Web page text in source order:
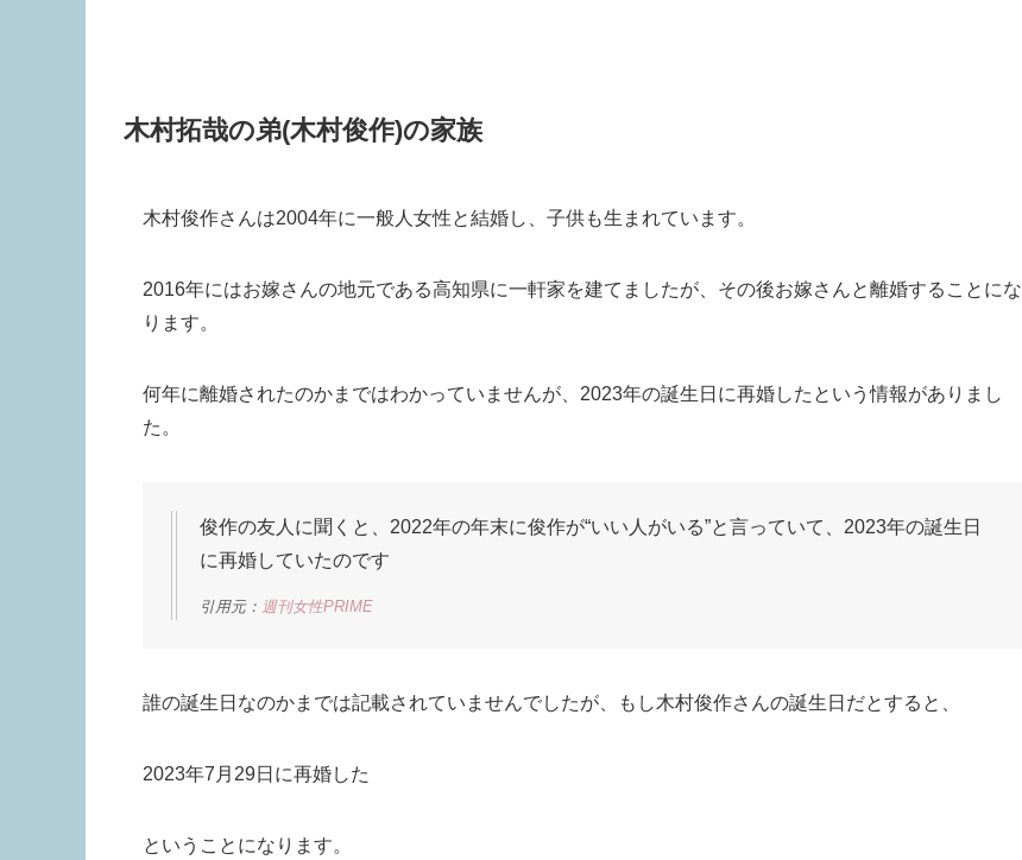
木村拓哉の弟(木村俊作)の家族
木村俊作さんは2004年に一般人女性と結婚し、子供も生まれています。
2016年にはお嫁さんの地元である高知県に一軒家を建てましたが、その後お嫁さんと離婚することにな
ります。
何年に離婚されたのかまではわかっていませんが、2023年の誕生日に再婚したという情報がありまし
た。
俊作の友人に聞くと、2022年の年末に俊作が“いい人がいる”と言っていて、2023年の誕生日
に再婚していたのです
引用元： 週刊女性PRIME
誰の誕生日なのかまでは記載されていませんでしたが、もし木村俊作さんの誕生日だとすると、
2023年7月29日に再婚した
ということになります。